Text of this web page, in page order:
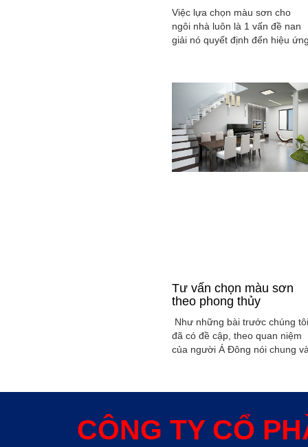
Việc lựa chọn màu sơn cho
ngôi nhà luôn là 1 vấn đề nan
giải nó quyết định đến hiệu
của gia đình bạn.
Tư vấn chọn màu sơn
theo phong thủy
Như những bài trước chúng tôi
đã có đề cập, theo quan niệm
của người Á Đông nói chung
xây dụng nhà ở hoặc bất kỳ
thủy trong ngôi nhà thường
được quyết định bởi các nhân
CÔNG TY CỔ